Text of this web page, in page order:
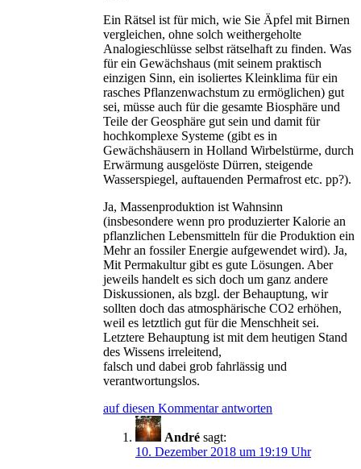
Ein Rätsel ist für mich, wie Sie Äpfel mit Birnen
vergleichen, ohne solch weithergeholte
Analogieschlüsse selbst rätselhaft zu finden. Was
für ein Gewächshaus (mit seinem praktisch
einzigen Sinn, ein isoliertes Kleinklima für ein
rasches Pflanzenwachstum zu ermöglichen) gut
sei, müsse auch für die gesamte Biosphäre und
Teile der Geosphäre gut sein und damit für
hochkomplexe Systeme (gibt es in
Gewächshäusern in Holland Wirbelstürme, durch
Erwärmung ausgelöste Dürren, steigende
Wasserspiegel, auftauenden Permafrost etc. pp?).
Ja, Massenproduktion ist Wahnsinn
(insbesondere wenn pro produzierter Kalorie an
pflanzlichen Lebensmitteln für die Produktion ein
Mehr an fossiler Energie aufgewendet wird). Ja,
Mit Permakultur gibt es gute Lösungen. Aber
jeweils handelt es sich doch um ganz andere
Diskussionen, als bzgl. der Behauptung, wir
sollten doch das atmosphärische CO2 erhöhen,
weil es letztlich gut für die Menschheit sei.
Letztere Behauptung ist mit dem heutigen Stand
des Wissens irreleitend,
falsch und dabei grob fahrlässig und
verantwortungslos.
auf diesen Kommentar antworten
André sagt:
10. Dezember 2018 um 19:19 Uhr